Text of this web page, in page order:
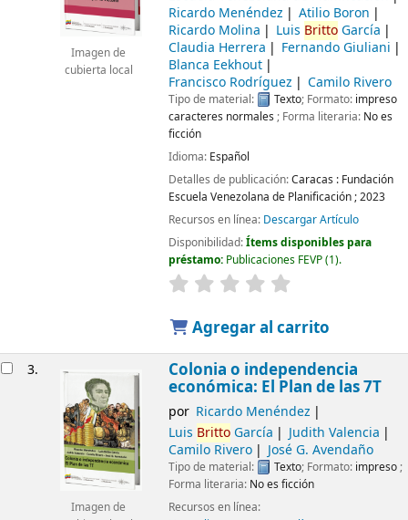
Imagen de
cubierta local
Ricardo Menéndez
Atilio Boron
Ricardo Molina
Luis BrittoGarcía
Claudia Herrera
Fernando Giuliani
Blanca Eekhout
Francisco Rodríguez
Camilo Rivero
Tipo de material: Texto; Formato: impreso
caracteres normales ; Forma literaria: No es
ficción
Idioma: Español
Detalles de publicación:Caracas : Fundación
Escuela Venezolana de Planificación ;2023
Recursos en línea: Descargar Artículo
Disponibilidad:Ítems disponibles para
préstamo: Publicaciones FEVP(1).
Agregar al carrito
3.
Imagen de
Colonia o independencia
económica: El Plan de las 7T
por Ricardo Menéndez
Luis BrittoGarcía
Judith Valencia
Camilo Rivero
José G. Avendaño
Tipo de material: Texto; Formato: impreso ;
Forma literaria: No es ficción
Recursos en línea: